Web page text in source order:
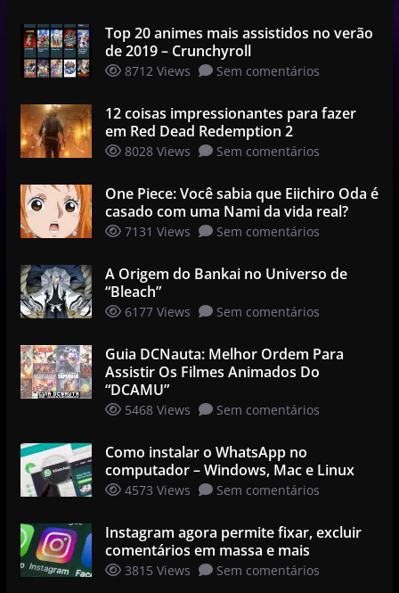
Top 20 animes mais assistidos no verão
de 2019 – Crunchyroll
8712 Views Sem comentários
12 coisas impressionantes para fazer
em Red Dead Redemption 2
8028 Views Sem comentários
One Piece: Você sabia que Eiichiro Oda é
casado com uma Nami da vida real?
7131 Views Sem comentários
A Origem do Bankai no Universo de
“Bleach”
6177 Views Sem comentários
Guia DCNauta: Melhor Ordem Para
Assistir Os Filmes Animados Do
“DCAMU”
5468 Views Sem comentários
Como instalar o WhatsApp no
computador – Windows, Mac e Linux
4573 Views Sem comentários
Instagram agora permite fixar, excluir
comentários em massa e mais
3815 Views Sem comentários